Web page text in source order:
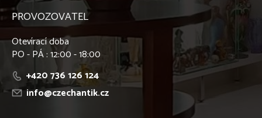
PROVOZOVATEL
Otevírací doba
PO - PÁ : 12:00 - 18:00
+420 736 126 124
info@czechantik.cz